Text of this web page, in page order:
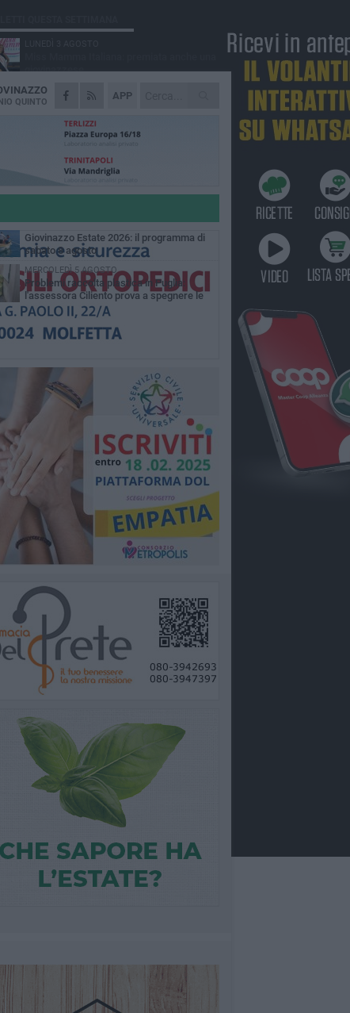
APP
QUINTO
giovinazzese
VENERDÌ 7 AGOSTO
A Giovinazzo c'è il Concerto all'Alba
MARTEDÌ 4 AGOSTO
rimossa macchia di idrocarburi
Lavori sul litorale, gli aggiornamenti del
SABATO 8 AGOSTO
Giovinazzo Estate 2026: il programma di
sabato 8 agosto
MERCOLEDÌ 5 AGOSTO
Problemi raccolta plastica in Puglia:
l'assessora Ciliento prova a spegnere le